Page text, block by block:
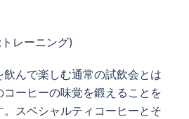
レーニング)
んで楽しむ通常の試飲会とは
コーヒーの味覚を鍛えることを
スペシャルティコーヒーとそ